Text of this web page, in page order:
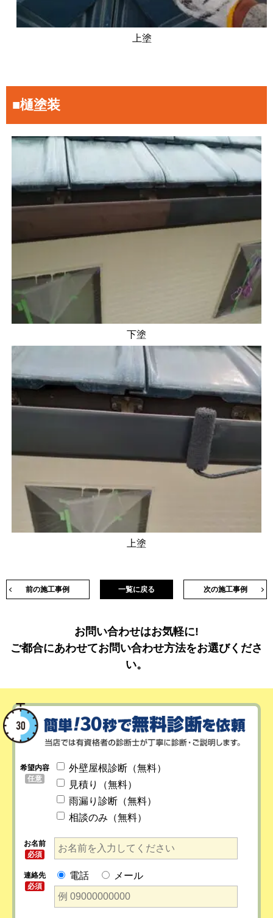
上塗
■樋塗装
下塗
上塗
前の施工事例 次の施工事例
一覧に戻る
お問い合わせはお気軽に!
ご都合にあわせてお問い合わせ方法をお選びくださ
い。
希望内容
任意
外壁屋根診断（無料）
見積り（無料）
雨漏り診断（無料）
相談のみ（無料）
お名前
必須
連絡先
必須
電話 メール